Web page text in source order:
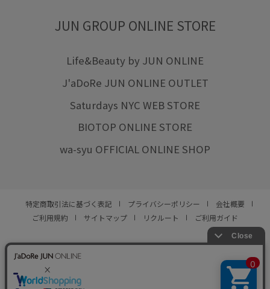
JUN GROUP ONLINE STORE
Life&Beauty by JUN ONLINE
J'aDoRe JUN ONLINE OUTLET
Saturdays NYC WEB STORE
BIOTOP ONLINE STORE
wa-syu OFFICIAL ONLINE SHOP
特定商取引法に基づく表記 プライバシーポリシー
会社概要
ご利用規約
サイトマップ リクルート ご利用ガイド
© JUN CO.,LTD. ALL RIGHTS RESERVED.